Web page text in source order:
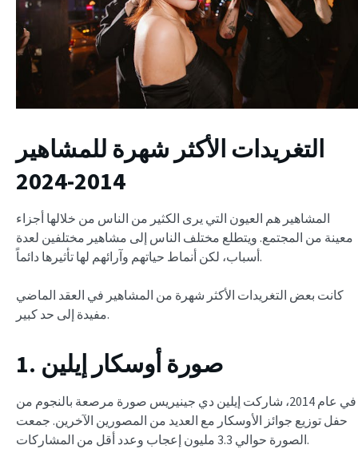
التغريدات الأكثر شهرة للمشاهير
2014-2024
المشاهير هم العيون التي يرى الكثير من الناس من خلالها أجزاء
معينة من المجتمع. ويتطلع مختلف الناس إلى مشاهير مختلفين لعدة
أسباب، لكن أنماط حياتهم وآرائهم لها تأثيرها دائماً.
كانت بعض التغريدات الأكثر شهرة من المشاهير في العقد الماضي
مفيدة إلى حد كبير.
1. صورة أوسكار إيلين
في عام 2014، شاركت إيلين دي جينيريس صورة مرصعة بالنجوم من
حفل توزيع جوائز الأوسكار مع العديد من المصورين الآخرين. جمعت
الصورة حوالي 3.3 مليون إعجاب وعدد أقل من المشاركات.